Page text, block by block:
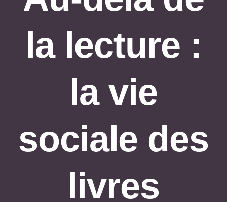
Agenda
la lecture :
la vie
sociale des
livres